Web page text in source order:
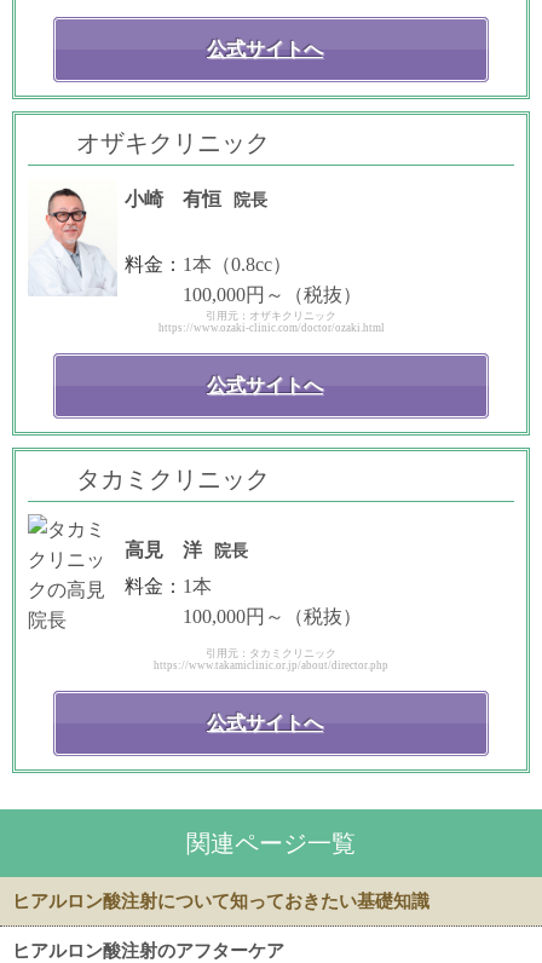
公式サイトへ
オザキクリニック
小崎 有恒 院長
料金： 1本（0.8cc）
100,000円～（税抜）
引用元：オザキクリニック
https://www.ozaki-clinic.com/doctor/ozaki.html
公式サイトへ
タカミクリニック
高見 洋 院長
料金： 1本
100,000円～（税抜）
引用元：タカミクリニック
https://www.takamiclinic.or.jp/about/director.php
公式サイトへ
関連ページ一覧
ヒアルロン酸注射について知っておきたい基礎知識
ヒアルロン酸注射のアフターケア